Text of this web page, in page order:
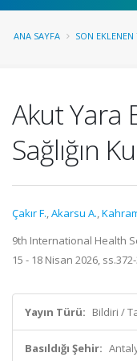
ANA SAYFA SON
Akut Yara
Sağlığın
Çakır F.,Akarsu A.,
9th International Health
15 - 18 Nisan 2026,
Yayın Türü: Bildiri /
Basıldığı Şehir: